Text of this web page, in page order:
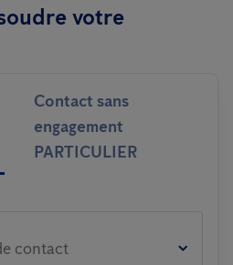
votre
Contact sans
engagement
PARTICULIER
contact